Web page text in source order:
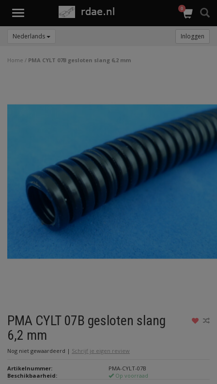
Toggle
0
Nederlands Inloggen
Home / PMA CYLT 07B gesloten slang 6,2 mm
PMA CYLT 07B gesloten slang
6,2 mm
Nog niet gewaardeerd | Schrijf je eigen review
Artikelnummer:
PMA-CYLT-07B
Beschikbaarheid:
Op voorraad